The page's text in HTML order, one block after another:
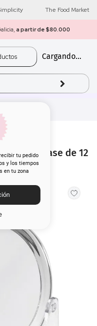
The Food Market
a partir de $80.000
Cargando...
tu pedido
y los tiempos
en tu zona
9 con Base de 12